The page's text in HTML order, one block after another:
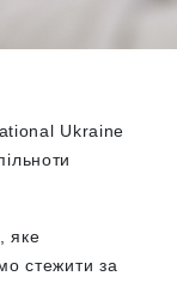
Ukraine
яке
стежити за